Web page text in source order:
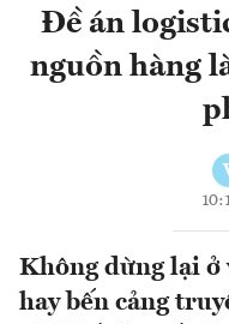
Đề án
nguồn hàng
Không dừng lại ở
hay bến cảng